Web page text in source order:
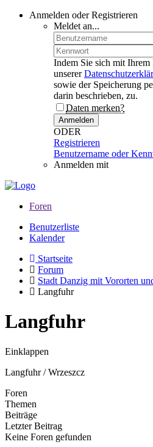
Anmelden oder Registrieren
Meldet an...
Indem Sie sich mit
unserer
sowie der Speicherung
darin beschrieben, zu.
Daten merken?
Anmelden
ODER
Registrieren
Benutzername oder
Anmelden mit
Foren
Benutzerliste
Kalender
Startseite
Forum
Stadt Danzig mit Vororten
Langfuhr
Langfuhr
Einklappen
Langfuhr / Wrzeszcz
Foren
Themen
Beiträge
Letzter Beitrag
Keine Foren gefunden